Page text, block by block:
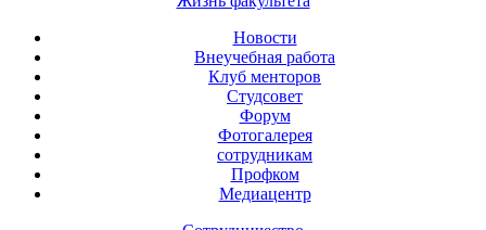
Новости
Внеучебная работа
Клуб менторов
Студсовет
Форум
Фотогалерея
сотрудникам
Профком
Медиацентр